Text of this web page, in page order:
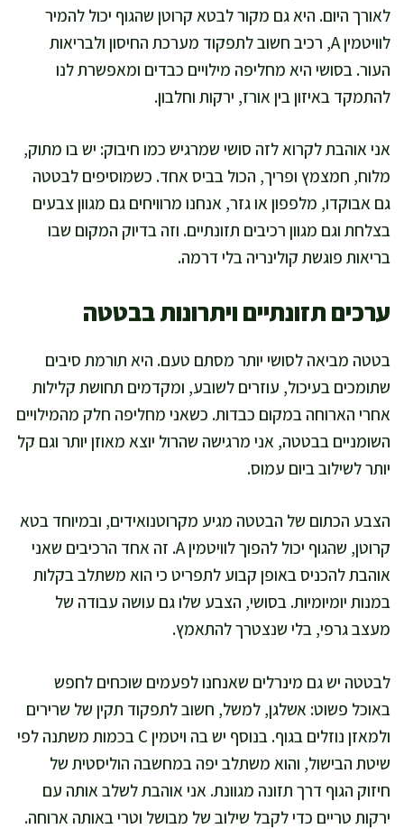
לאורך היום. היא גם מקור לבטא קרוטן שהגוף יכול להמיר
לוויטמין A, רכיב חשוב לתפקוד מערכת החיסון ולבריאות
העור. בסושי היא מחליפה מילויים כבדים ומאפשרת לנו
להתמקד באיזון בין אורז, ירקות וחלבון.
אני אוהבת לקרוא לזה סושי שמרגיש כמו חיבוק: יש בו מתוק,
מלוח, חמצמץ ופריך, הכול בביס אחד. כשמוסיפים לבטטה
גם אבוקדו, מלפפון או גזר, אנחנו מרוויחים גם מגוון צבעים
בצלחת וגם מגוון רכיבים תזונתיים. וזה בדיוק המקום שבו
בריאות פוגשת קולינריה בלי דרמה.
ערכים תזונתיים ויתרונות בבטטה
בטטה מביאה לסושי יותר מסתם טעם. היא תורמת סיבים
שתומכים בעיכול, עוזרים לשובע, ומקדמים תחושת קלילות
אחרי הארוחה במקום כבדות. כשאני מחליפה חלק מהמילויים
השומניים בבטטה, אני מרגישה שהרול יוצא מאוזן יותר וגם קל
יותר לשילוב ביום עמוס.
הצבע הכתום של הבטטה מגיע מקרוטנואידים, ובמיוחד בטא
קרוטן, שהגוף יכול להפוך לוויטמין A. זה אחד הרכיבים שאני
אוהבת להכניס באופן קבוע לתפריט כי הוא משתלב בקלות
במנות יומיומיות. בסושי, הצבע שלו גם עושה עבודה של
מעצב גרפי, בלי שנצטרך להתאמץ.
לבטטה יש גם מינרלים שאנחנו לפעמים שוכחים לחפש
באוכל פשוט: אשלגן, למשל, חשוב לתפקוד תקין של שרירים
ולמאזן נוזלים בגוף. בנוסף יש בה ויטמין C בכמות משתנה לפי
שיטת הבישול, והוא משתלב יפה במחשבה הוליסטית של
חיזוק הגוף דרך תזונה מגוונת. אני אוהבת לשלב אותה עם
ירקות טריים כדי לקבל שילוב של מבושל וטרי באותה ארוחה.